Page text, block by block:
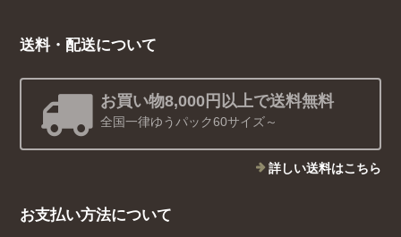
送料・配送について
お買い物8,000円以上で送料無料
全国一律ゆうパック60サイズ～
詳しい送料はこちら
お支払い方法について